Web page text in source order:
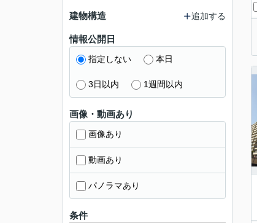
建物構造 追加する
情報公開日
指定しない 本日
3日以内 1週間以内
画像・動画あり
画像あり
動画あり
パノラマあり
条件